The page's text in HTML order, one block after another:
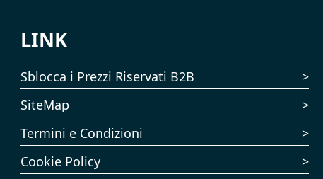
LINK
Sblocca i Prezzi Riservati B2B
SiteMap
Termini e Condizioni
Cookie Policy